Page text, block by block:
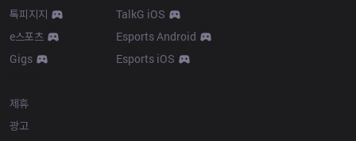
톡피지지
e스포츠
Gigs
TalkG iOS
Esports Android
Esports iOS
제휴
광고